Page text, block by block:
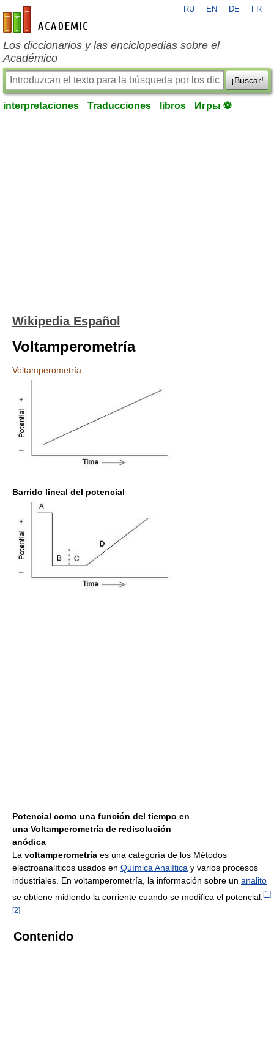
es-academic.com
RU EN DE FR
Los diccionarios y las enciclopedias sobre el
Académico
¡Buscar!
interpretaciones Traducciones libros Игры ⚽
Wikipedia Español
Voltamperometría
Voltamperometría
Barrido lineal del potencial
Potencial como una función del tiempo en
una Voltamperometría de redisolución
anódica
La voltamperometría es una categoría de los Métodos
electroanalíticos usados en Química Analítica y varios procesos
industriales. En voltamperometría, la información sobre un analito
se obtiene midiendo la corriente cuando se modifica el potencial. [1 ]
[2]
Contenido